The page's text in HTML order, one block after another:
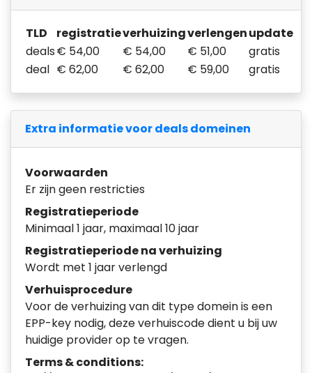
TLD registratieverhuizingverlengenupdate
deals€ 54,00 € 54,00 € 51,00
gratis
deal € 62,00 € 62,00 € 59,00 gratis
Extra informatie voor deals domeinen
Voorwaarden
Er zijn geen restricties
Registratieperiode
Minimaal 1 jaar, maximaal 10 jaar
Registratieperiode na verhuizing
Wordt met 1 jaar verlengd
Verhuisprocedure
Voor de verhuizing van dit type domein is een
EPP-key nodig, deze verhuiscode dient u bij uw
huidige provider op te vragen.
Terms & conditions: